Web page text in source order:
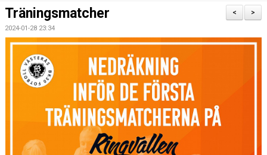
MATCHER
>
<
Träningsmatcher
2024-01-28 23:34